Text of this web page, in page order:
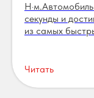
секунды и
из самых
Читать